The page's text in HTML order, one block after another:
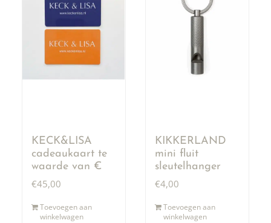
KECK&LISA
cadeaukaart te
waarde van €
50,00
€45,00
Toevoegen aan
winkelwagen
KIKKERLAND
mini fluit
sleutelhanger
€4,00
Toevoegen aan
winkelwagen